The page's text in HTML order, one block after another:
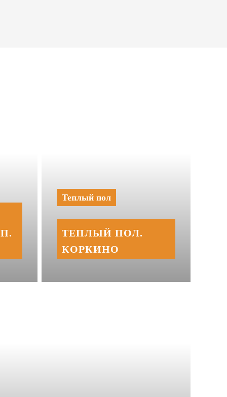
Теплый пол
ТЕПЛЫЙ ПОЛ.
КОРКИНО